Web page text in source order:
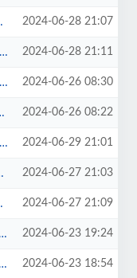
2024-06-28 21:07
2024-06-28 21:11
2024-06-26 08:30
2024-06-26 08:22
2024-06-29 21:01
2024-06-27 21:03
2024-06-27 21:09
2024-06-23 19:24
2024-06-23 18:54